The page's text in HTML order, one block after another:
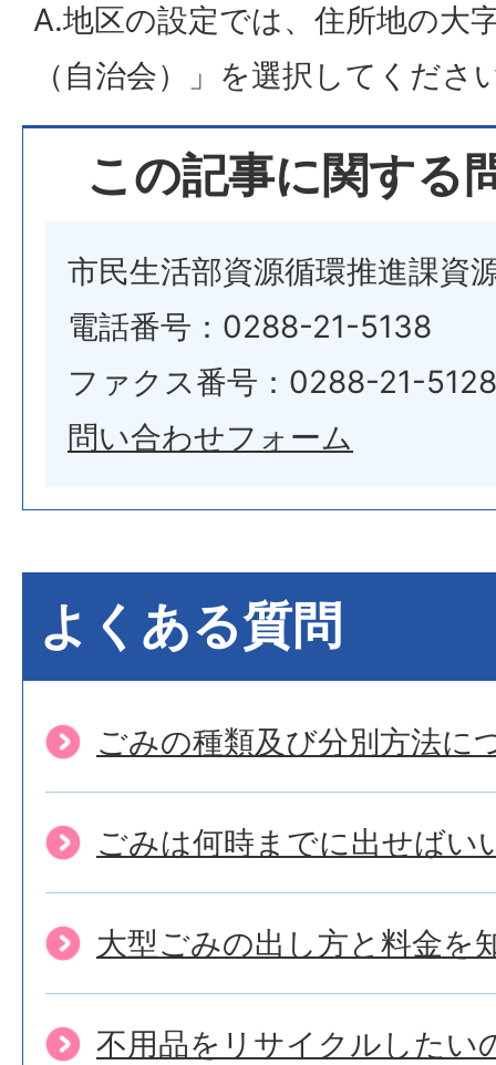
A.地区の設定では、住所地の大
（自治会）」を選択してくださ
この記事に関する
市民生活部資源循環推進課資
電話番号：0288-21-5138
ファクス番号：0288-21-5128
問い合わせフォーム
よくある質問
ごみの種類及び分別方法に
ごみは何時までに出せばい
大型ごみの出し方と料金を
不用品をリサイクルしたい